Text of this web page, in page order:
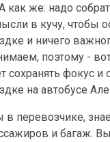
как же: надо
в кучу, чтобы
и ничего
поэтому -
сохранять фокус и
на автобусе
перевозчике,
и багаж.